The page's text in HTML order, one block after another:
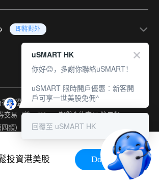
即將對外
港證監會持牌法團（中央編號：
交易（第一類） 、期貨合約交易(第二類) 、
類） 、就期貨合約提供意見(第五類) 、就機
六類）及提供資產管理（第九類）牌照。
投資港美股 Download
uSMART HK
你好😊，多謝你聯絡uSMART！
uSMART 限時開戶優惠︰新客開
戶可享一世美股免佣^
回覆至 uSMART HK